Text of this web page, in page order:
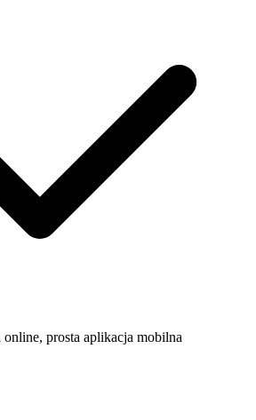
online, prosta aplikacja mobilna